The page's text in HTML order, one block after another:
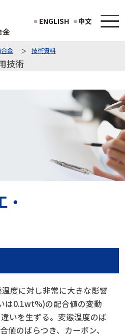
金
ENGLISH 中文
金 技術資料
技術
度に対し非常に大きな影響
は0.1wt%)の配合値の変動
いを生ずる。変態温度のば
値のばらつき、カーボン、